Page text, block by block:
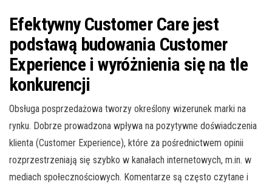
Efektywny Customer Care jest
podstawą budowania Customer
Experience i wyróżnienia się na tle
konkurencji
Obsługa posprzedażowa tworzy określony wizerunek marki na
rynku. Dobrze prowadzona wpływa na pozytywne doświadczenia
klienta (Customer Experience), które za pośrednictwem opinii
rozprzestrzeniają się szybko w kanałach internetowych, m.in. w
mediach społecznościowych. Komentarze są często czytane i